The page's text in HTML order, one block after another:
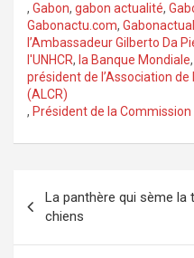
, Gabon, gabon actualité,
Gabonactu.com,
l’Ambassadeur Gilberto Da
l'UNHCR, la Banque Mondiale,
président de l’Association
(ALCR)
, Président de la Commission
de
l’article
La panthère qui sème la
chiens